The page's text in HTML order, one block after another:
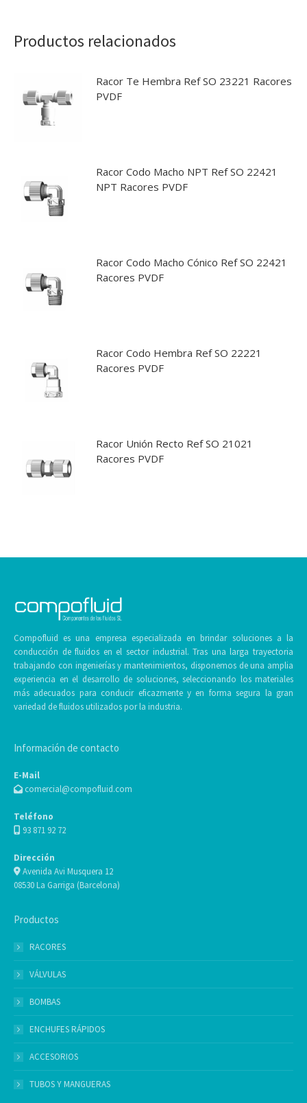
Productos relacionados
Racor Te Hembra Ref SO 23221 Racores
PVDF
Racor Codo Macho NPT Ref SO 22421
NPT Racores PVDF
Racor Codo Macho Cónico Ref SO 22421
Racores PVDF
Racor Codo Hembra Ref SO 22221
Racores PVDF
Racor Unión Recto Ref SO 21021
Racores PVDF
Compofluid es una empresa especializada en brindar soluciones a la
conducción de fluidos en el sector industrial. Tras una larga trayectoria
trabajando con ingenierías y mantenimientos, disponemos de una amplia
experiencia en el desarrollo de soluciones, seleccionando los materiales
más adecuados para conducir eficazmente y en forma segura la gran
variedad de fluidos utilizados por la industria.
Información de contacto
E-Mail
comercial@compofluid.com
Teléfono
93 871 92 72
Dirección
Avenida Avi Musquera 12
08530 La Garriga (Barcelona)
Productos
RACORES
VÁLVULAS
BOMBAS
ENCHUFES RÁPIDOS
ACCESORIOS
TUBOS Y MANGUERAS